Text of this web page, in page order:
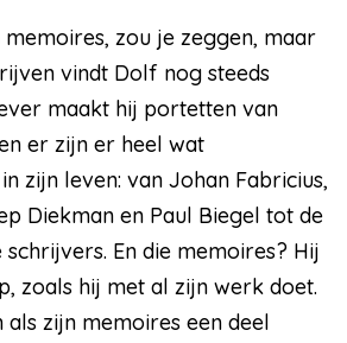
zou je zeggen, maar
vindt Dolf nog steeds
maakt hij portetten van
er zijn er heel wat
zijn leven: van Johan Fabricius,
Diekman en Paul Biegel tot de
En die memoires? Hij
zoals hij met al zijn werk doet.
zijn memoires een deel